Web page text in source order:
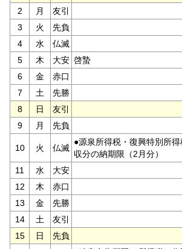
2
月
友引
3
火
先負
4
水
仏滅
5
木 大安 啓蟄
6
金
赤口
7
土
先勝
8
日
友引
9
月 先負
10 火 仏滅
●源泉所得税・復興特別所
収分の納期限（2月分）
11
水
大安
12
木
赤口
13
金
先勝
14
土
友引
15
日 先負